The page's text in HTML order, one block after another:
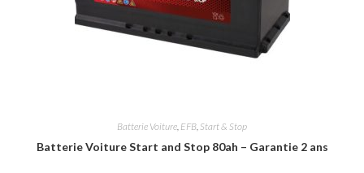
Batterie Voiture EFB Start & Stop
Batterie Voiture Start and Stop 80ah – Garantie 2 ans